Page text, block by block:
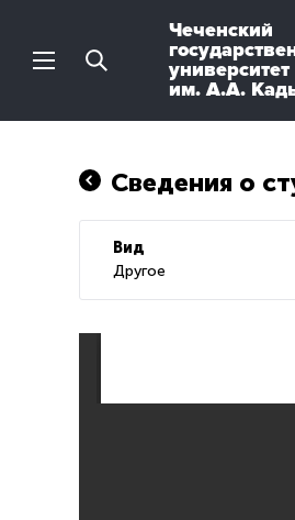
Чеченский
университет
им. А.А.
Сведения о
Вид
Другое